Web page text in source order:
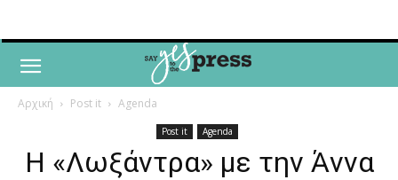
Αρχική Post it Agenda
Post it Agenda
Η «Λωξάντρα» με την Άννα